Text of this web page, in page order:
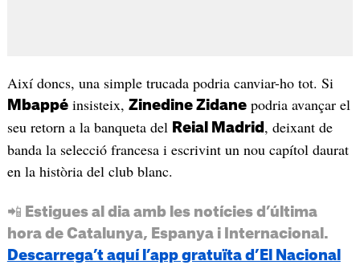
Així doncs, una simple trucada podria canviar-ho tot. Si
Mbappéinsisteix, Zinedine Zidanepodria avançar el
seu retorn a la banqueta del Reial Madrid , deixant de
banda la selecció francesa i escrivint un nou capítol daurat
en la història del club blanc.
📲 Estigues al dia amb les notícies d’última
hora de Catalunya, Espanya i Internacional.
Descarrega’t aquí l’app gratuïta d’El Nacional